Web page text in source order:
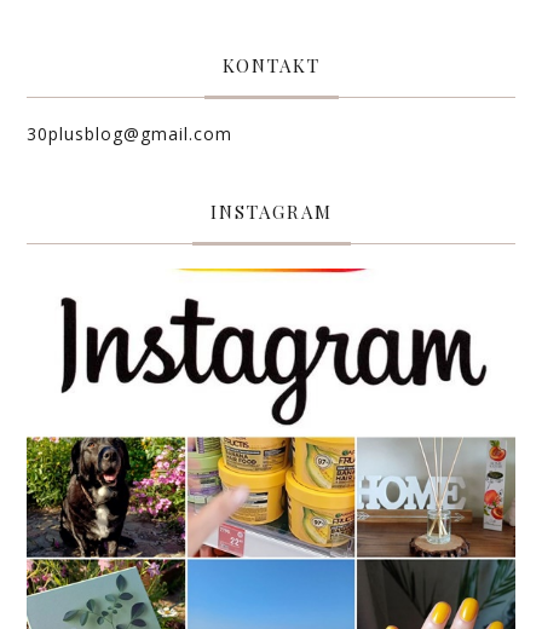
KONTAKT
30plusblog@gmail.com
INSTAGRAM